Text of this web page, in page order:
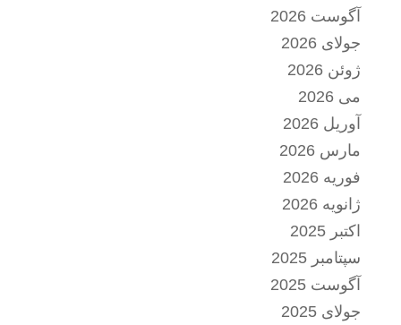
آگوست 2026
جولای 2026
ژوئن 2026
می 2026
آوریل 2026
مارس 2026
فوریه 2026
ژانویه 2026
اکتبر 2025
سپتامبر 2025
آگوست 2025
جولای 2025